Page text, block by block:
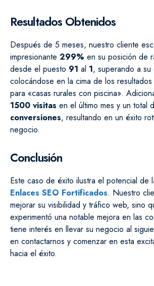
Resultados Obtenidos
Después de 5 meses, nuestro cliente
impresionante 299% en su posición de
desde el puesto 91 al 1, superando a
colocándose en la cima de los
para «casas rurales con piscina».
1500 visitas en el último mes y un total
conversiones, resultando en un éxito
negocio.
Conclusión
Este caso de éxito ilustra el potencial de
Enlaces SEO Fortificados. Nuestro
mejorar su visibilidad y tráfico web, sino
experimentó una notable mejora en las
tiene interés en llevar su negocio al
en contactarnos y comenzar en esta
hacia el éxito.